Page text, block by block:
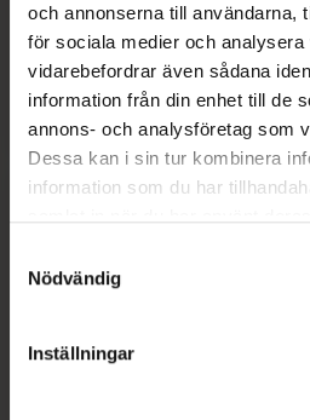
och annonserna till användarna,
för sociala medier och
vidarebefordrar även sådana
information från din enhet till de
annons- och analysföretag som
Dessa kan i sin tur kombinera
information som du har
återkalla ditt samtycke via
cookieinställningar. Ett
lagligheten av behandling som
Nödvändig
Inställningar
Lördag 10:00-15:00
Söndag Stängt
Språk
Tyska